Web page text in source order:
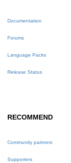
Documentation
Forums
Language Packs
Release Status
RECOMMEND
Community partners
Supporters